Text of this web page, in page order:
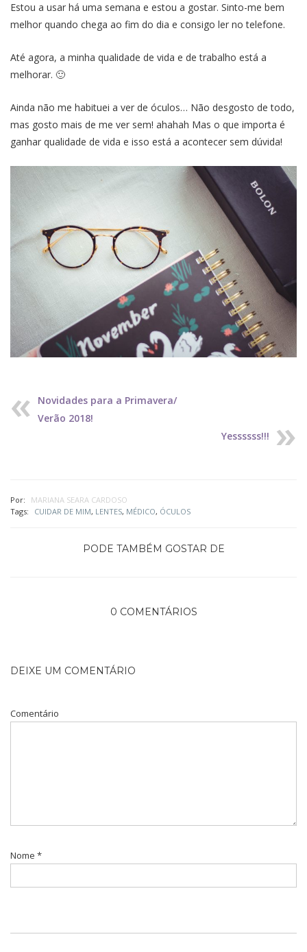
Estou a usar há uma semana e estou a gostar. Sinto-me bem
melhor quando chega ao fim do dia e consigo ler no telefone.
Até agora, a minha qualidade de vida e de trabalho está a
melhorar. 🙂
Ainda não me habituei a ver de óculos… Não desgosto de todo,
mas gosto mais de me ver sem! ahahah Mas o que importa é
ganhar qualidade de vida e isso está a acontecer sem dúvida!
Novidades para a Primavera/
Verão 2018!
Yessssss!!!
Por:
MARIANA SEARA CARDOSO
Tags:
CUIDAR DE MIM, LENTES, MÉDICO, ÓCULOS
PODE TAMBÉM GOSTAR DE
0 COMENTÁRIOS
DEIXE UM COMENTÁRIO
Comentário
Nome *